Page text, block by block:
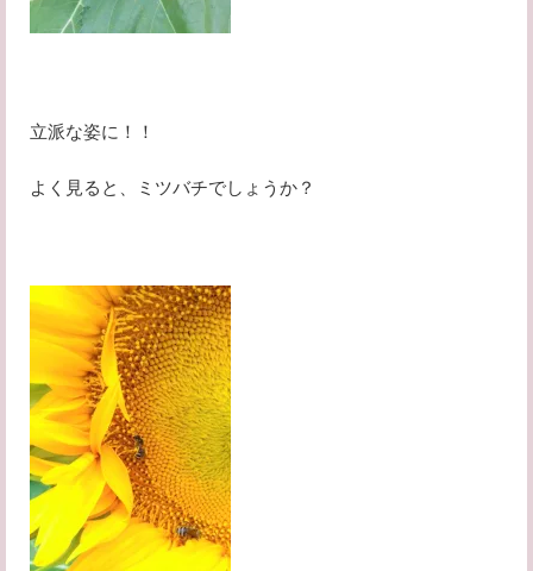
立派な姿に！！
よく見ると、ミツバチでしょうか？